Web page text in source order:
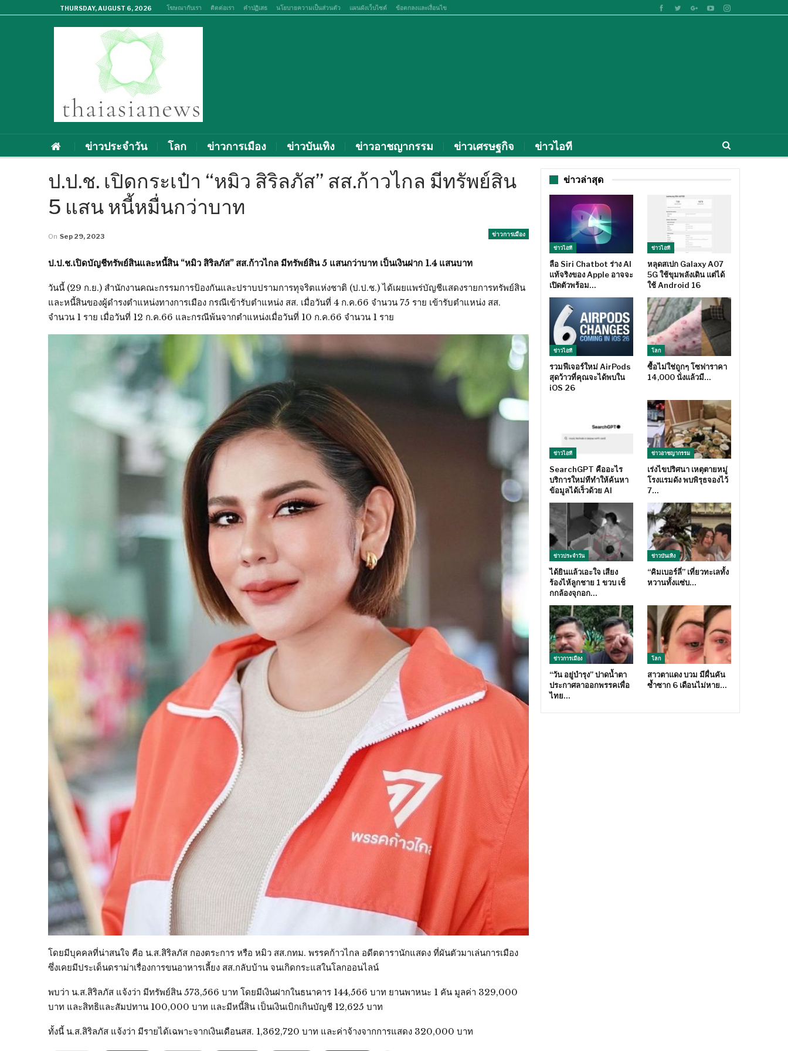
THURSDAY, AUGUST 6, 2026 โฆษณากับเรา ติดต่อเรา คำปฏิเสธ นโยบายความเป็นส่วนตัว แผนผังเว็บไซต์ ข้อตกลงและเงื่อนไข
ข่าวประจำวัน โลก ข่าวการเมือง ข่าวบันเทิง ข่าวอาชญากรรม ข่าวเศรษฐกิจ ข่าวไอที
ป.ป.ช. เปิดกระเป๋า “หมิว สิริลภัส” สส.ก้าวไกล มีทรัพย์สิน
5 แสน หนี้หมื่นกว่าบาท
ข่าวการเมือง
On Sep 29, 2023
ป.ป.ช.เปิดบัญชีทรัพย์สินและหนี้สิน “หมิว สิริลภัส” สส.ก้าวไกล มีทรัพย์สิน 5 แสนกว่าบาท เป็นเงินฝาก 1.4 แสนบาท
วันนี้ (29 ก.ย.) สำนักงานคณะกรรมการป้องกันและปราบปรามการทุจริตแห่งชาติ (ป.ป.ช.) ได้เผยแพร่บัญชีแสดงรายการทรัพย์สิน
และหนี้สินของผู้ดำรงตำแหน่งทางการเมือง กรณีเข้ารับตำแหน่ง สส. เมื่อวันที่ 4 ก.ค.66 จำนวน 75 ราย เข้ารับตำแหน่ง สส.
จำนวน 1 ราย เมื่อวันที่ 12 ก.ค.66 และกรณีพ้นจากตำแหน่งเมื่อวันที่ 10 ก.ค.66 จำนวน 1 ราย
โดยมีบุคคลที่น่าสนใจ คือ น.ส.สิริลภัส กองตระการ หรือ หมิว สส.กทม. พรรคก้าวไกล อดีตดารานักแสดง ที่ผันตัวมาเล่นการเมือง
ซึ่งเคยมีประเด็นดราม่าเรื่องการขนอาหารเลี้ยง สส.กลับบ้าน จนเกิดกระแสในโลกออนไลน์
พบว่า น.ส.สิริลภัส แจ้งว่า มีทรัพย์สิน 573,566 บาท โดยมีเงินฝากในธนาคาร 144,566 บาท ยานพาหนะ 1 คัน มูลค่า 329,000
บาท และสิทธิและสัมปทาน 100,000 บาท และมีหนี้สิน เป็นเงินเบิกเกินบัญชี 12,625 บาท
ทั้งนี้ น.ส.สิริลภัส แจ้งว่า มีรายได้เฉพาะจากเงินเดือนสส. 1,362,720 บาท และค่าจ้างจากการแสดง 320,000 บาท
ข่าวล่าสุด
ข่าวไอที
ลือ Siri Chatbot ร่าง AI
แท้จริงของ Apple อาจจะ
เปิดตัวพร้อม…
ข่าวไอที
หลุดสเปก Galaxy A07
5G ใช้ขุมพลังเดิน แต่ได้
ใช้ Android 16
ข่าวไอที
รวมฟีเจอร์ใหม่ AirPods
สุดว้าวที่คุณจะได้พบใน
iOS 26
โลก
ซื้อไม่ใช่ถูกๆ โซฟาราคา
14,000 นั่งแล้วมี…
ข่าวไอที
SearchGPT คืออะไร
บริการใหม่ทีทำให้ค้นหา
ข้อมูลได้เร็วด้วย AI
ข่าวอาชญากรรม
เร่งไขปริศนา เหตุตายหมู่
โรงแรมดัง พบพิรุธจองไว้
7…
ข่าวประจำวัน
ได้ยินแล้วเอะใจ เสียง
ร้องไห้ลูกชาย 1 ขวบ เช็
กกล้องจุกอก…
ข่าวบันเทิง
“คิมเบอร์ลี่” เที่ยวทะเลทั้ง
หวานทั้งแซ่บ…
ข่าวการเมือง
“วัน อยู่บำรุง” ปาดน้ำตา
ประกาศลาออกพรรคเพื่อ
ไทย…
โลก
สาวตาแดง บวม มีผื่นคัน
ซ้ำซาก 6 เดือนไม่หาย…